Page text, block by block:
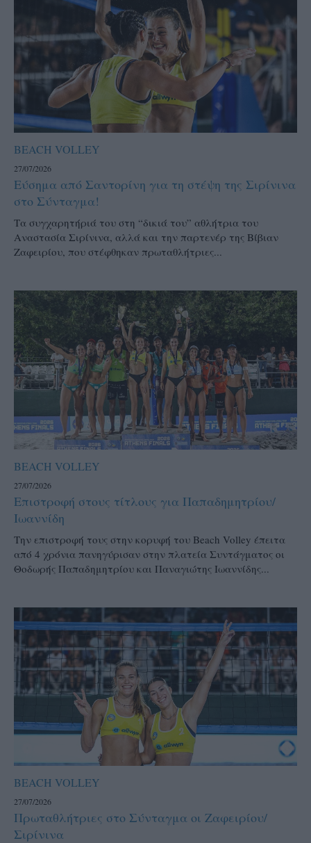
BEACH VOLLEY
27/07/2026
Εύσημα από Σαντορίνη για τη στέψη της Σιρίνινα
στο Σύνταγμα!
Τα συγχαρητήριά του στη “δικιά του” αθλήτρια του
Αναστασία Σιρίνινα, αλλά και την παρτενέρ της Βίβιαν
Ζαφειρίου, που στέφθηκαν πρωταθλήτριες...
BEACH VOLLEY
27/07/2026
Επιστροφή στους τίτλους για Παπαδημητρίου/
Ιωαννίδη
Την επιστροφή τους στην κορυφή του Beach Volley έπειτα
από 4 χρόνια πανηγύρισαν στην πλατεία Συντάγματος οι
Θοδωρής Παπαδημητρίου και Παναγιώτης Ιωαννίδης...
BEACH VOLLEY
27/07/2026
Πρωταθλήτριες στο Σύνταγμα οι Ζαφειρίου/
Σιρίνινα